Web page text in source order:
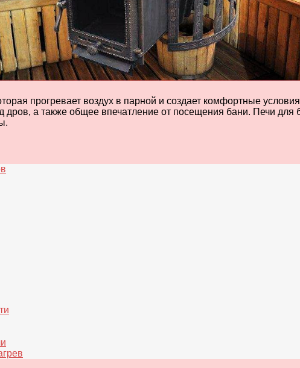
прогревает воздух в парной и создает комфортные
дров, а также общее впечатление от посещения бани. Печи для